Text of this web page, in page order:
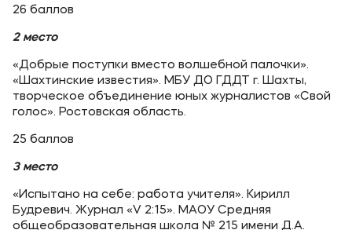
26 баллов
2 место
«Добрые поступки вместо волшебной палочки».
«Шахтинские известия». МБУ ДО ГДДТ г. Шахты,
творческое объединение юных журналистов «Свой
голос». Ростовская область.
25 баллов
3 место
«Испытано на себе: работа учителя». Кирилл
Будревич. Журнал «V 2:15». МАОУ Средняя
общеобразовательная школа № 215 имени Д.А.